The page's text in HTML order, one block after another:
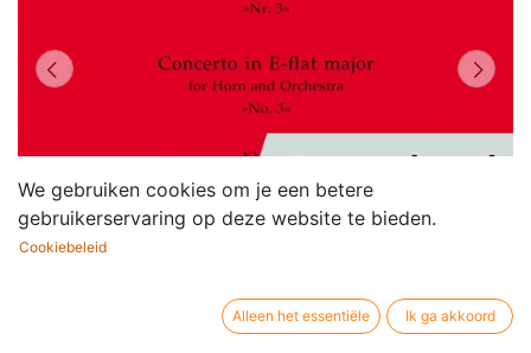
We gebruiken cookies om je een betere
gebruikerservaring op deze website te bieden.
Cookiebeleid
Alleen het essentiële Ik ga akkoord